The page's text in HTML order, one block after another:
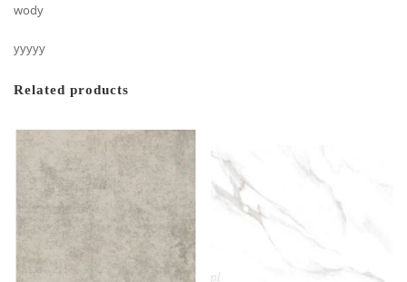
wody
yyyyy
Related products